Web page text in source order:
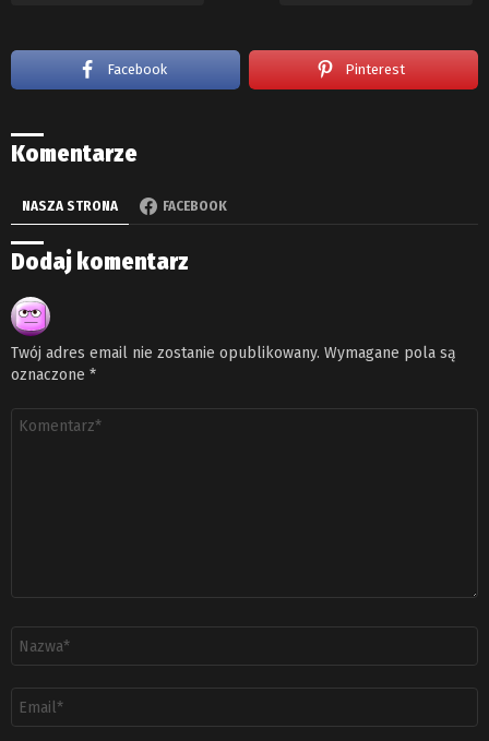
Facebook Pinterest
Komentarze
NASZA STRONA FACEBOOK
Dodaj komentarz
Twój adres email nie zostanie opublikowany. Wymagane pola są
oznaczone *
Komentarz
email
*